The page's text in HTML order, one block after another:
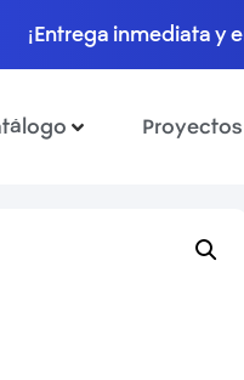
¡Entrega inmediata y
Proyectos